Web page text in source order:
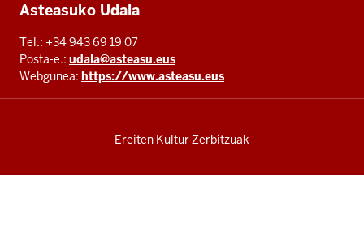
resources
Asteasuko Udala
Tel.: +34 943 69 19 07
Posta-e.: udala@asteasu.eus
Webgunea: https://www.asteasu.eus
Ereiten Kultur Zerbitzuak